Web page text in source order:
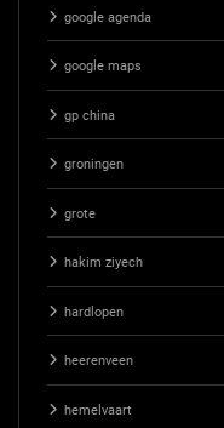
google agenda
google maps
gp china
groningen
grote
hakim ziyech
hardlopen
heerenveen
hemelvaart